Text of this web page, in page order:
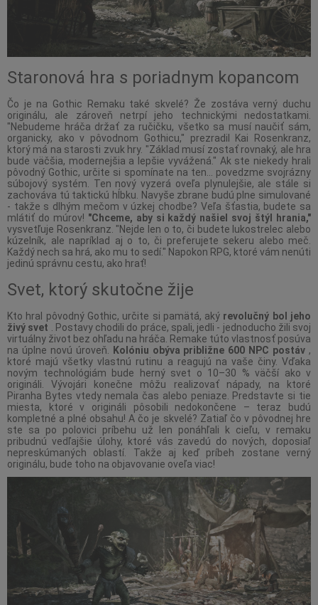
Staronová hra s poriadnym kopancom
Čo je na Gothic Remaku také skvelé? Že zostáva verný duchu
originálu, ale zároveň netrpí jeho technickými nedostatkami.
"Nebudeme hráča držať za ručičku, všetko sa musí naučiť sám,
organicky, ako v pôvodnom Gothicu," prezradil Kai Rosenkranz,
ktorý má na starosti zvuk hry. "Základ musí zostať rovnaký, ale hra
bude väčšia, modernejšia a lepšie vyvážená." Ak ste niekedy hrali
pôvodný Gothic, určite si spomínate na ten... povedzme svojrázny
súbojový systém. Ten nový vyzerá oveľa plynulejšie, ale stále si
zachováva tú taktickú hĺbku. Navyše zbrane budú plne simulované
- takže s dlhým mečom v úzkej chodbe? Veľa šťastia, budete sa
mlátiť do múrov! "Chceme, aby si každý našiel svoj štýl hrania,"
vysvetľuje Rosenkranz. "Nejde len o to, či budete lukostrelec alebo
kúzelník, ale napríklad aj o to, či preferujete sekeru alebo meč.
Každý nech sa hrá, ako mu to sedí." Napokon RPG, ktoré vám nenúti
jedinú správnu cestu, ako hrať!
Svet, ktorý skutočne žije
Kto hral pôvodný Gothic, určite si pamätá, aký revolučný bol jeho
živý svet . Postavy chodili do práce, spali, jedli - jednoducho žili svoj
virtuálny život bez ohľadu na hráča. Remake túto vlastnosť posúva
na úplne novú úroveň. Kolóniu obýva približne 600 NPC postáv ,
ktoré majú všetky vlastnú rutinu a reagujú na vaše činy. Vďaka
novým technológiám bude herný svet o 10–30 % väčší ako v
origináli. Vývojári konečne môžu realizovať nápady, na ktoré
Piranha Bytes vtedy nemala čas alebo peniaze. Predstavte si tie
miesta, ktoré v origináli pôsobili nedokončene – teraz budú
kompletné a plné obsahu! A čo je skvelé? Zatiaľ čo v pôvodnej hre
ste sa po polovici príbehu už len ponáhľali k cieľu, v remaku
pribudnú vedľajšie úlohy, ktoré vás zavedú do nových, doposiaľ
nepreskúmaných oblastí. Takže aj keď príbeh zostane verný
originálu, bude toho na objavovanie oveľa viac!